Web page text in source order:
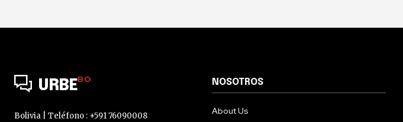
URBEBO
Bolivia | Teléfono : +591 76090008
NOSOTROS
About Us